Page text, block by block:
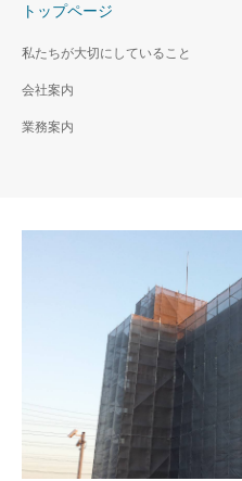
トップページ
私たちが大切にしていること
会社案内
業務案内